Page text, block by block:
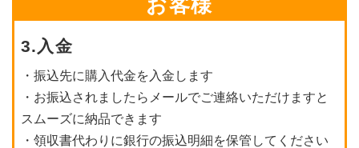
お客様
3.入金
・振込先に購入代金を入金します
・お振込されましたらメールでご連絡いただけますと
スムーズに納品できます
・領収書代わりに銀行の振込明細を保管してください